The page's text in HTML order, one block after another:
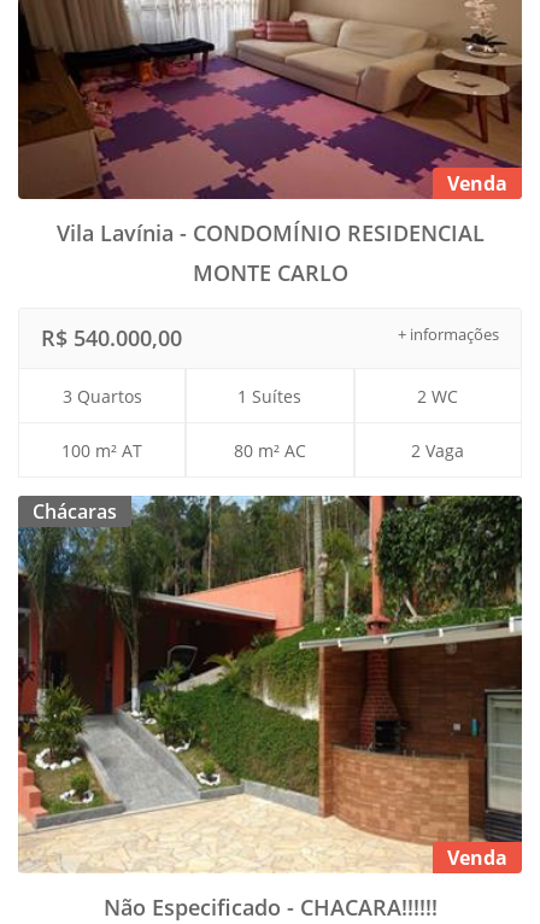
Venda
Vila Lavínia - CONDOMÍNIO RESIDENCIAL
MONTE CARLO
+ informações
R$ 540.000,00
3 Quartos 1 Suítes 2 WC
100 m² AT 80 m² AC 2 Vaga
Chácaras
Venda
Não Especificado - CHACARA!!!!!!